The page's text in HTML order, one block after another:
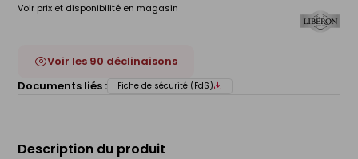
Voir prix et disponibilité en magasin
Voir les 90 déclinaisons
Documents liés :
Fiche de sécurité (FdS)
Description du produit